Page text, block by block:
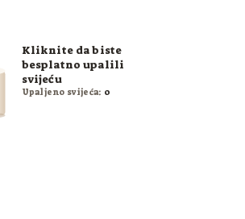
Kliknite da biste
besplatno upalili
svijeću
Upaljeno svijeća: 0